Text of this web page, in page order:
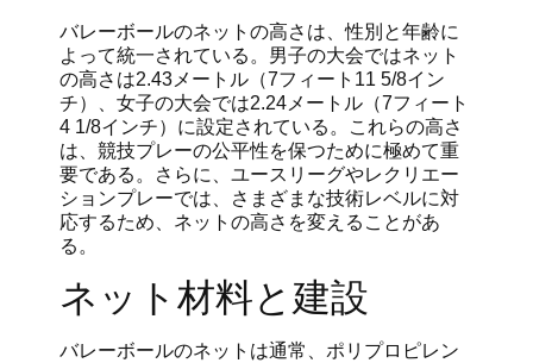
バレーボールのネットの高さは、性別と年齢に
よって統一されている。男子の大会ではネット
の高さは2.43メートル（7フィート11 5/8イン
チ）、女子の大会では2.24メートル（7フィート
4 1/8インチ）に設定されている。これらの高さ
は、競技プレーの公平性を保つために極めて重
要である。さらに、ユースリーグやレクリエー
ションプレーでは、さまざまな技術レベルに対
応するため、ネットの高さを変えることがあ
る。
ネット材料と建設
バレーボールのネットは通常、ポリプロピレン